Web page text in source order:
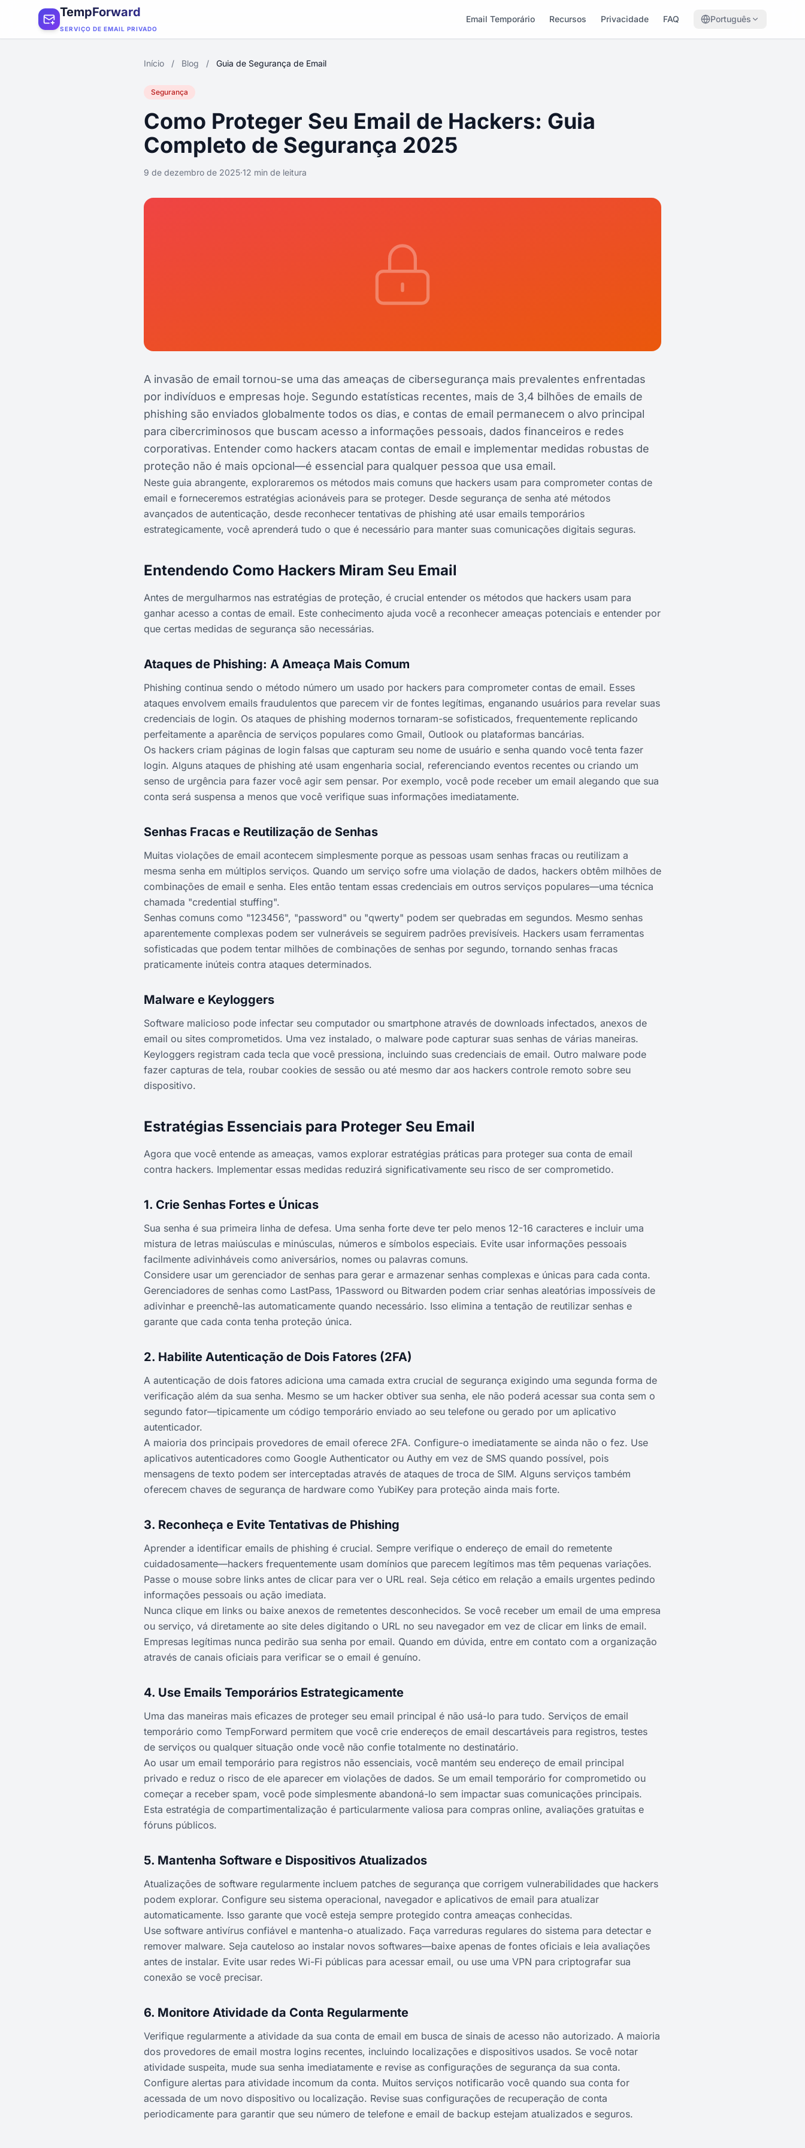
TempForward
SERVIÇO DE EMAIL PRIVADO
Email Temporário Recursos Privacidade FAQ Português
Início / Blog / Guia de Segurança de Email
Segurança
Como Proteger Seu Email de Hackers: Guia
Completo de Segurança 2025
9 de dezembro de 2025·12 min de leitura
A invasão de email tornou-se uma das ameaças de cibersegurança mais prevalentes enfrentadas
por indivíduos e empresas hoje. Segundo estatísticas recentes, mais de 3,4 bilhões de emails de
phishing são enviados globalmente todos os dias, e contas de email permanecem o alvo principal
para cibercriminosos que buscam acesso a informações pessoais, dados financeiros e redes
corporativas. Entender como hackers atacam contas de email e implementar medidas robustas de
proteção não é mais opcional—é essencial para qualquer pessoa que usa email.
Neste guia abrangente, exploraremos os métodos mais comuns que hackers usam para comprometer contas de
email e forneceremos estratégias acionáveis para se proteger. Desde segurança de senha até métodos
avançados de autenticação, desde reconhecer tentativas de phishing até usar emails temporários
estrategicamente, você aprenderá tudo o que é necessário para manter suas comunicações digitais seguras.
Entendendo Como Hackers Miram Seu Email
Antes de mergulharmos nas estratégias de proteção, é crucial entender os métodos que hackers usam para
ganhar acesso a contas de email. Este conhecimento ajuda você a reconhecer ameaças potenciais e entender por
que certas medidas de segurança são necessárias.
Ataques de Phishing: A Ameaça Mais Comum
Phishing continua sendo o método número um usado por hackers para comprometer contas de email. Esses
ataques envolvem emails fraudulentos que parecem vir de fontes legítimas, enganando usuários para revelar suas
credenciais de login. Os ataques de phishing modernos tornaram-se sofisticados, frequentemente replicando
perfeitamente a aparência de serviços populares como Gmail, Outlook ou plataformas bancárias.
Os hackers criam páginas de login falsas que capturam seu nome de usuário e senha quando você tenta fazer
login. Alguns ataques de phishing até usam engenharia social, referenciando eventos recentes ou criando um
senso de urgência para fazer você agir sem pensar. Por exemplo, você pode receber um email alegando que sua
conta será suspensa a menos que você verifique suas informações imediatamente.
Senhas Fracas e Reutilização de Senhas
Muitas violações de email acontecem simplesmente porque as pessoas usam senhas fracas ou reutilizam a
mesma senha em múltiplos serviços. Quando um serviço sofre uma violação de dados, hackers obtêm milhões de
combinações de email e senha. Eles então tentam essas credenciais em outros serviços populares—uma técnica
chamada "credential stuffing".
Senhas comuns como "123456", "password" ou "qwerty" podem ser quebradas em segundos. Mesmo senhas
aparentemente complexas podem ser vulneráveis se seguirem padrões previsíveis. Hackers usam ferramentas
sofisticadas que podem tentar milhões de combinações de senhas por segundo, tornando senhas fracas
praticamente inúteis contra ataques determinados.
Malware e Keyloggers
Software malicioso pode infectar seu computador ou smartphone através de downloads infectados, anexos de
email ou sites comprometidos. Uma vez instalado, o malware pode capturar suas senhas de várias maneiras.
Keyloggers registram cada tecla que você pressiona, incluindo suas credenciais de email. Outro malware pode
fazer capturas de tela, roubar cookies de sessão ou até mesmo dar aos hackers controle remoto sobre seu
dispositivo.
Estratégias Essenciais para Proteger Seu Email
Agora que você entende as ameaças, vamos explorar estratégias práticas para proteger sua conta de email
contra hackers. Implementar essas medidas reduzirá significativamente seu risco de ser comprometido.
1. Crie Senhas Fortes e Únicas
Sua senha é sua primeira linha de defesa. Uma senha forte deve ter pelo menos 12-16 caracteres e incluir uma
mistura de letras maiúsculas e minúsculas, números e símbolos especiais. Evite usar informações pessoais
facilmente adivinháveis como aniversários, nomes ou palavras comuns.
Considere usar um gerenciador de senhas para gerar e armazenar senhas complexas e únicas para cada conta.
Gerenciadores de senhas como LastPass, 1Password ou Bitwarden podem criar senhas aleatórias impossíveis de
adivinhar e preenchê-las automaticamente quando necessário. Isso elimina a tentação de reutilizar senhas e
garante que cada conta tenha proteção única.
2. Habilite Autenticação de Dois Fatores (2FA)
A autenticação de dois fatores adiciona uma camada extra crucial de segurança exigindo uma segunda forma de
verificação além da sua senha. Mesmo se um hacker obtiver sua senha, ele não poderá acessar sua conta sem o
segundo fator—tipicamente um código temporário enviado ao seu telefone ou gerado por um aplicativo
autenticador.
A maioria dos principais provedores de email oferece 2FA. Configure-o imediatamente se ainda não o fez. Use
aplicativos autenticadores como Google Authenticator ou Authy em vez de SMS quando possível, pois
mensagens de texto podem ser interceptadas através de ataques de troca de SIM. Alguns serviços também
oferecem chaves de segurança de hardware como YubiKey para proteção ainda mais forte.
3. Reconheça e Evite Tentativas de Phishing
Aprender a identificar emails de phishing é crucial. Sempre verifique o endereço de email do remetente
cuidadosamente—hackers frequentemente usam domínios que parecem legítimos mas têm pequenas variações.
Passe o mouse sobre links antes de clicar para ver o URL real. Seja cético em relação a emails urgentes pedindo
informações pessoais ou ação imediata.
Nunca clique em links ou baixe anexos de remetentes desconhecidos. Se você receber um email de uma empresa
ou serviço, vá diretamente ao site deles digitando o URL no seu navegador em vez de clicar em links de email.
Empresas legítimas nunca pedirão sua senha por email. Quando em dúvida, entre em contato com a organização
através de canais oficiais para verificar se o email é genuíno.
4. Use Emails Temporários Estrategicamente
Uma das maneiras mais eficazes de proteger seu email principal é não usá-lo para tudo. Serviços de email
temporário como TempForward permitem que você crie endereços de email descartáveis para registros, testes
de serviços ou qualquer situação onde você não confie totalmente no destinatário.
Ao usar um email temporário para registros não essenciais, você mantém seu endereço de email principal
privado e reduz o risco de ele aparecer em violações de dados. Se um email temporário for comprometido ou
começar a receber spam, você pode simplesmente abandoná-lo sem impactar suas comunicações principais.
Esta estratégia de compartimentalização é particularmente valiosa para compras online, avaliações gratuitas e
fóruns públicos.
5. Mantenha Software e Dispositivos Atualizados
Atualizações de software regularmente incluem patches de segurança que corrigem vulnerabilidades que hackers
podem explorar. Configure seu sistema operacional, navegador e aplicativos de email para atualizar
automaticamente. Isso garante que você esteja sempre protegido contra ameaças conhecidas.
Use software antivírus confiável e mantenha-o atualizado. Faça varreduras regulares do sistema para detectar e
remover malware. Seja cauteloso ao instalar novos softwares—baixe apenas de fontes oficiais e leia avaliações
antes de instalar. Evite usar redes Wi-Fi públicas para acessar email, ou use uma VPN para criptografar sua
conexão se você precisar.
6. Monitore Atividade da Conta Regularmente
Verifique regularmente a atividade da sua conta de email em busca de sinais de acesso não autorizado. A maioria
dos provedores de email mostra logins recentes, incluindo localizações e dispositivos usados. Se você notar
atividade suspeita, mude sua senha imediatamente e revise as configurações de segurança da sua conta.
Configure alertas para atividade incomum da conta. Muitos serviços notificarão você quando sua conta for
acessada de um novo dispositivo ou localização. Revise suas configurações de recuperação de conta
periodicamente para garantir que seu número de telefone e email de backup estejam atualizados e seguros.